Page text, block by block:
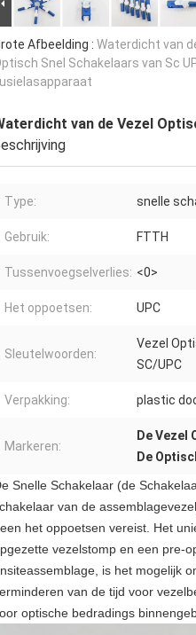
Afbeelding : Waterdicht van
Snel Schakelaars van Sc
van de Vezel
Type: snelle
Gebruik: FTTH
Tussenvoegselverlies: <0>
Het oppoetsen: UPC
Sleutelwoorden:
Vezel
SC/UPC
Verpakking: plastic
Markeren:
De Vezel
De
Snelle Schakelaar (de
van de
het oppoetsen vereist. Het
vezelstomp en een pre-
is het mogelijk
van de tijd voor
optische bedradings